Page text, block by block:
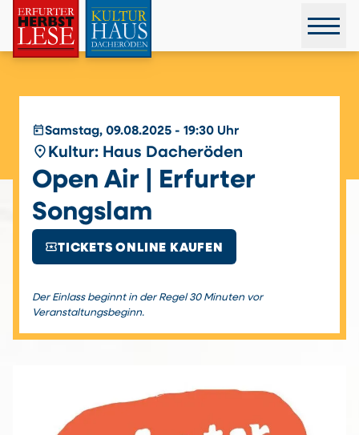
todaySamstag, 09.08.2025 - 19:30 Uhr
place Kultur: Haus Dacheröden
Open Air | Erfurter
Songslam
local_activityTICKETS ONLINE KAUFEN
Der Einlass beginnt in der Regel 30 Minuten vor
Veranstaltungsbeginn.